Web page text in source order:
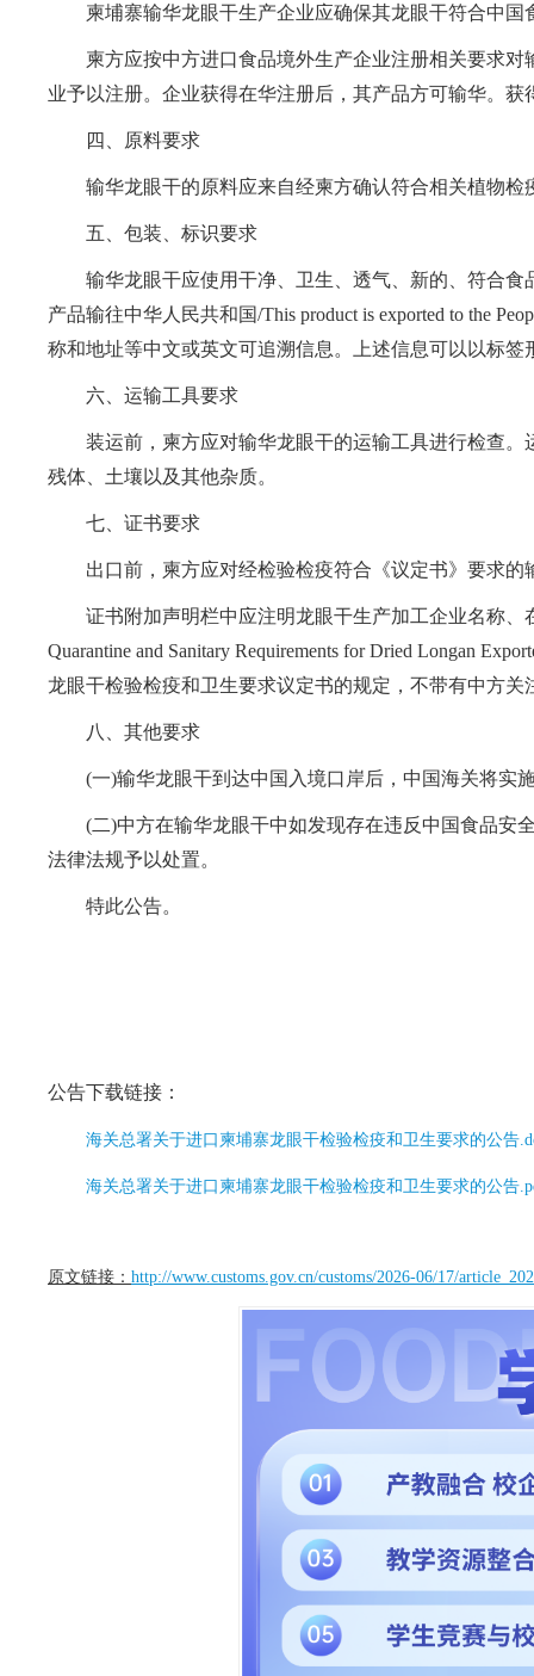
柬埔寨输华龙眼干生产企业应确保其龙眼干符合中国
柬方应按中方进口食品境外生产企业注册相关要求对
业予以注册。企业获得在华注册后，其产品方可输华。
四、原料要求
输华龙眼干的原料应来自经柬方确认符合相关植物检
五、包装、标识要求
输华龙眼干应使用干净、卫生、透气、新的、符合食
产品输往中华人民共和国/This product is exported to the
称和地址等中文或英文可追溯信息。上述信息可以以标签
六、运输工具要求
装运前，柬方应对输华龙眼干的运输工具进行检查。
残体、土壤以及其他杂质。
七、证书要求
出口前，柬方应对经检验检疫符合《议定书》要求的
证书附加声明栏中应注明龙眼干生产加工企业名称、在华
Quarantine and Sanitary Requirements for Dried Longan
龙眼干检验检疫和卫生要求议定书的规定，不带有中方关
八、其他要求
(一)输华龙眼干到达中国入境口岸后，中国海关将实
(二)中方在输华龙眼干中如发现存在违反中国食品安全
法律法规予以处置。
特此公告。
公告下载链接：
海关总署关于进口柬埔寨龙眼干检验检疫和卫生要求的公告
海关总署关于进口柬埔寨龙眼干检验检疫和卫生要求的公告
原文链接： http://www.customs.gov.cn/customs/2026-06/17/